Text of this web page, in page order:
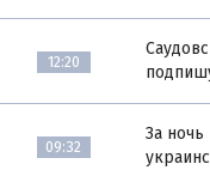
12:20
09:32
За